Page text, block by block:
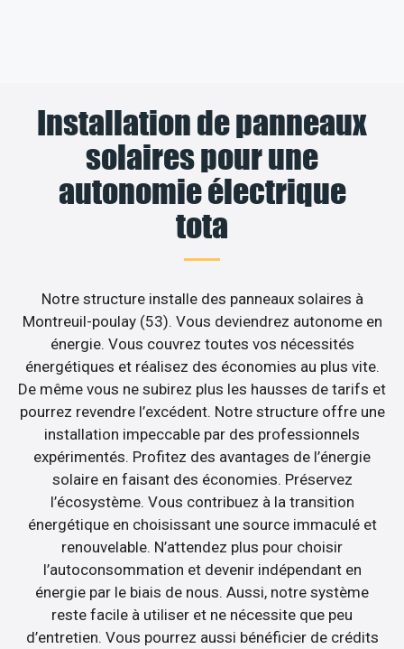
Installation de panneaux
solaires pour une
autonomie électrique
tota
Notre structure installe des panneaux solaires à
Montreuil-poulay (53). Vous deviendrez autonome en
énergie. Vous couvrez toutes vos nécessités
énergétiques et réalisez des économies au plus vite.
De même vous ne subirez plus les hausses de tarifs et
pourrez revendre l’excédent. Notre structure offre une
installation impeccable par des professionnels
expérimentés. Profitez des avantages de l’énergie
solaire en faisant des économies. Préservez
l’écosystème. Vous contribuez à la transition
énergétique en choisissant une source immaculé et
renouvelable. N’attendez plus pour choisir
l’autoconsommation et devenir indépendant en
énergie par le biais de nous. Aussi, notre système
reste facile à utiliser et ne nécessite que peu
d’entretien. Vous pourrez aussi bénéficier de crédits